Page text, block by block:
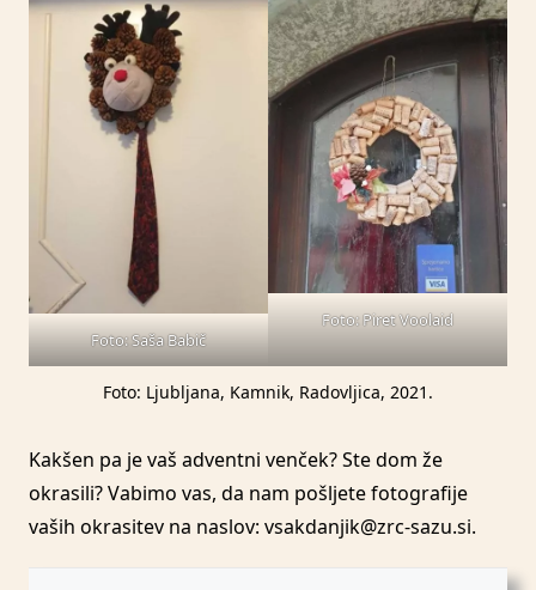
Foto: Saša Babič
Foto: Piret Voolaid
Foto: Ljubljana, Kamnik, Radovljica, 2021.
Kakšen pa je vaš adventni venček? Ste dom že
okrasili? Vabimo vas, da nam pošljete fotografije
vaših okrasitev na naslov: vsakdanjik@zrc-sazu.si.